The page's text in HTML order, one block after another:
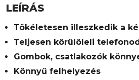
LEÍRÁS
Tökéletesen illeszkedik a
Teljesen körülöleli
Gombok, csatlakozók
Könnyű felhelyezés